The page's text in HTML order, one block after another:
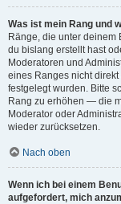
Was ist mein Rang und
Ränge, die unter deinem
du bislang erstellt hast
Moderatoren und
eines Ranges nicht
festgelegt wurden. Bitte
Rang zu erhöhen — die
Moderator oder
wieder zurücksetzen.
Nach oben
Wenn ich bei einem
aufgefordert, mich